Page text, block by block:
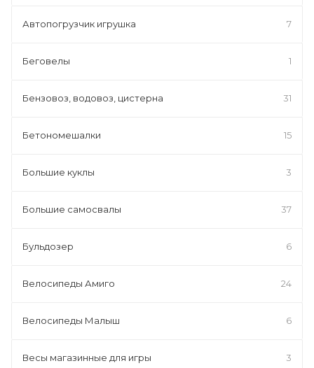
Автопогрузчик игрушка 7
Беговелы 1
Бензовоз, водовоз, цистерна 31
Бетономешалки 15
Большие куклы 3
Большие самосвалы 37
Бульдозер 6
Велосипеды Амиго 24
Велосипеды Малыш 6
Весы магазинные для игры 3